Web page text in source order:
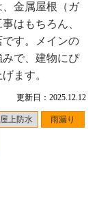
更新日：2025.12.12
屋上防水 雨漏り
金属屋根（ガ
はもちろん、
す。メインの
で、建物にぴ
ます。